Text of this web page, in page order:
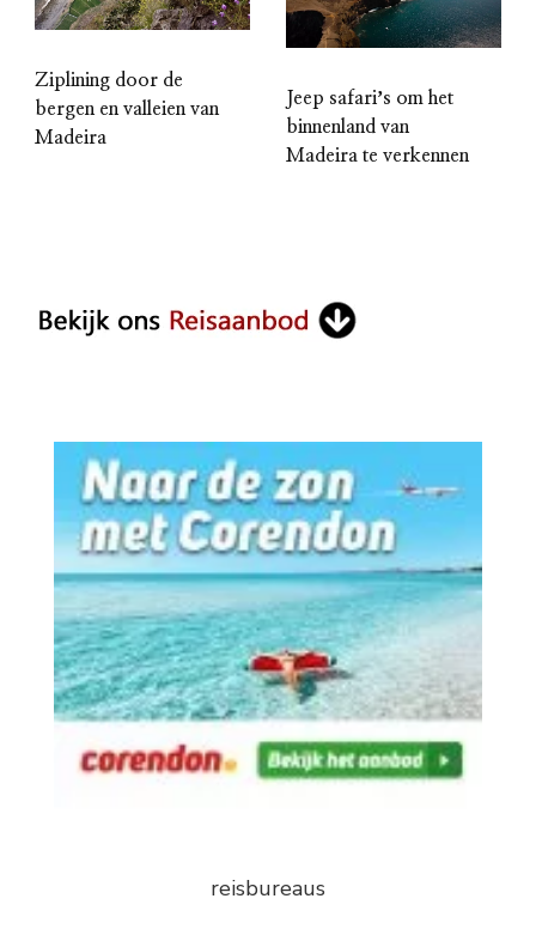
Ziplining door de
bergen en valleien van
Madeira
Jeep safariʼs om het
binnenland van
Madeira te verkennen
reisbureaus